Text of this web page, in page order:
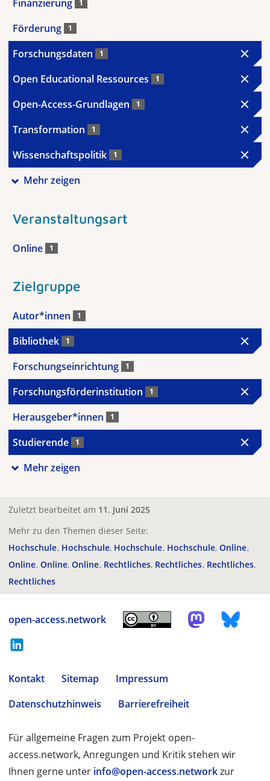
Finanzierung 1
Förderung 1
Forschungsdaten 1
Open Educational Ressources 1
Open-Access-Grundlagen 1
Transformation 1
Wissenschaftspolitik 1
Mehr zeigen
Veranstaltungsart
Online 1
Zielgruppe
Autor*innen 1
Bibliothek 1
Forschungseinrichtung 1
Forschungsförderinstitution 1
Herausgeber*innen 1
Studierende 1
Mehr zeigen
Zuletzt bearbeitet am 11. Juni 2025
Mehr zu den Themen dieser Seite:
Hochschule Hochschule Hochschule Hochschule Online
Online Online Online Rechtliches Rechtliches Rechtliches
Rechtliches
open-access.network
Kontakt Sitemap
Impressum
Datenschutzhinweis
Barrierefreiheit
Für allgemeine Fragen zum Projekt open-
access.network, Anregungen und Kritik stehen wir
Ihnen gerne unter info@open-access.networkzur